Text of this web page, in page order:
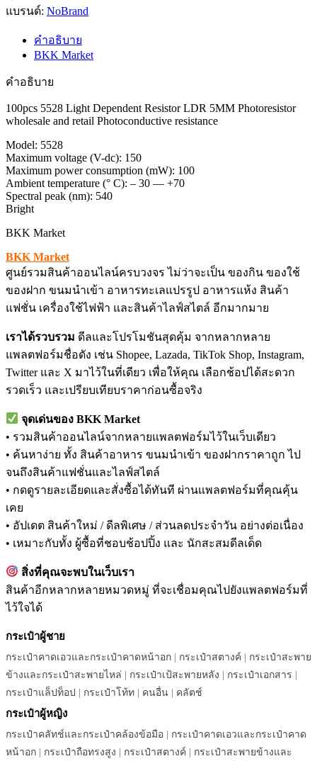
แบรนด์: NoBrand
คำอธิบาย
BKK Market
คำอธิบาย
100pcs 5528 Light Dependent Resistor LDR 5MM Photoresistor
wholesale and retail Photoconductive resistance
Model: 5528
Maximum voltage (V-dc): 150
Maximum power consumption (mW): 100
Ambient temperature (° C): – 30 — +70
Spectral peak (nm): 540
Bright
BKK Market
BKK Market
ศูนย์รวมสินค้าออนไลน์ครบวงจร ไม่ว่าจะเป็น ของกิน ของใช้
ของฝาก ขนมนำเข้า อาหารทะเลแปรรูป อาหารแห้ง สินค้า
แฟชั่น เครื่องใช้ไฟฟ้า และสินค้าไลฟ์สไตล์ อีกมากมาย
เราได้รวบรวม ดีลและโปรโมชันสุดคุ้ม จากหลากหลาย
แพลตฟอร์มชื่อดัง เช่น Shopee, Lazada, TikTok Shop, Instagram,
Twitter และ X มาไว้ในที่เดียว เพื่อให้คุณ เลือกช้อปได้สะดวก
รวดเร็ว และเปรียบเทียบราคาก่อนซื้อจริง
จุดเด่นของ BKK Market
• รวมสินค้าออนไลน์จากหลายแพลตฟอร์มไว้ในเว็บเดียว
• ค้นหาง่าย ทั้ง สินค้าอาหาร ขนมนำเข้า ของฝากราคาถูก ไป
จนถึงสินค้าแฟชั่นและไลฟ์สไตล์
• กดดูรายละเอียดและสั่งซื้อได้ทันที ผ่านแพลตฟอร์มที่คุณคุ้น
เคย
• อัปเดต สินค้าใหม่ / ดีลพิเศษ / ส่วนลดประจำวัน อย่างต่อเนื่อง
• เหมาะกับทั้ง ผู้ซื้อที่ชอบช้อปปิ้ง และ นักสะสมดีลเด็ด
สิ่งที่คุณจะพบในเว็บเรา
สินค้าอีกหลากหลายหมวดหมู่ ที่จะเชื่อมคุณไปยังแพลตฟอร์มที่
ไว้ใจได้
กระเป๋าผู้ชาย
กระเป๋าคาดเอวและกระเป๋าคาดหน้าอก | กระเป๋าสตางค์ | กระเป๋าสะพาย
ข้างและกระเป๋าสะพายไหล่ | กระเป๋าเป้สะพายหลัง | กระเป๋าเอกสาร |
กระเป๋าแล็ปท็อป | กระเป๋าโท้ท | คนอื่น | คลัตช์
กระเป๋าผู้หญิง
กระเป๋าคลัทช์และกระเป๋าคล้องข้อมือ | กระเป๋าคาดเอวและกระเป๋าคาด
หน้าอก | กระเป๋าถือทรงสูง | กระเป๋าสตางค์ | กระเป๋าสะพายข้างและ